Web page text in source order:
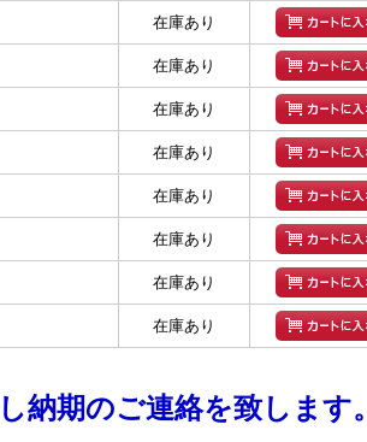
在庫あり
在庫あり
在庫あり
在庫あり
在庫あり
在庫あり
在庫あり
在庫あり
納期のご連絡を致します。